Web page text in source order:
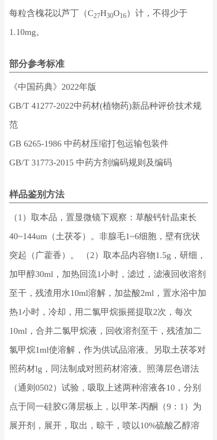
每粒含槐花以芦丁（C27H30O16）计，不得少于
1.10mg。
部分参考标准
《中国药典》2022年版
GB/T 41277-2022中药材(植物药)新品种评价技术规
范
GB 6265-1986 中药材压缩打包运输包装件
GB/T 31773-2015 中药方剂编码规则及编码
样品鉴别方法
（1）取本品，置显微镜下观察：草酸钙针晶束长
40~144um（土茯苓）。非腺毛1~6细胞，壁有疣状
突起（广藿香）。 （2）取本品内容物1.5g，研细，
加甲醇30ml，加热回流1小时，滤过，滤液回收溶剂
至干，残渣用水10ml溶解，加盐酸2ml，置水浴中加
热1小时，冷却，用二氯甲烷振摇提取2次，每次
10ml，合并二氯甲烷液，回收溶剂至干，残渣加二
氯甲烷1ml使溶解，作为供试品溶液。另取土茯苓对
照药材lg，同法制成对照药材溶液。照薄层色谱法
（通则0502）试验，吸取上述两种溶液各10，分别
点于同一硅胶G薄层板上，以甲苯-丙酮（9：1）为
展开剂，展开，取出，晾干，喷以10%硫酸乙醇溶